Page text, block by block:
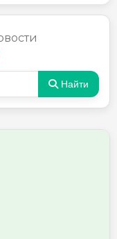
Найти